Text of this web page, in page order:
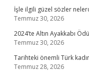
İşle ilgili güzel sözler
Temmuz 30, 2026
2024’te Altın Ayakkabı
Temmuz 30, 2026
Tarihteki önemli Türk
Temmuz 28, 2026